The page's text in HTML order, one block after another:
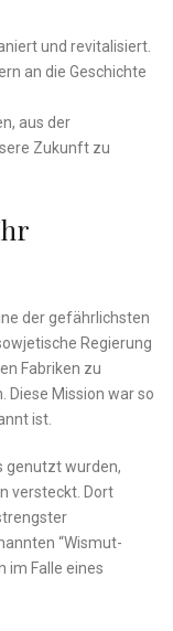
und revitalisiert.
an ⁤die Geschichte
aus der
Zukunft zu
der gefährlichsten
Regierung
Fabriken zu
Diese Mission war so
ist.
genutzt wurden,
versteckt.‍ Dort
“Wismut-
im Falle eines